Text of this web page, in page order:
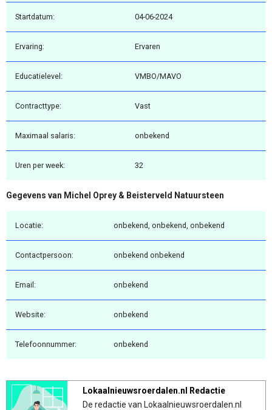
Startdatum: 04-06-2024
Ervaring: Ervaren
Educatielevel: VMBO/MAVO
Contracttype: Vast
Maximaal salaris: onbekend
Uren per week: 32
Gegevens van Michel Oprey & Beisterveld Natuursteen
Locatie: onbekend, onbekend, onbekend
Contactpersoon: onbekend onbekend
Email: onbekend
Website: onbekend
Telefoonnummer: onbekend
Lokaalnieuwsroerdalen.nl Redactie
De redactie van Lokaalnieuwsroerdalen.nl